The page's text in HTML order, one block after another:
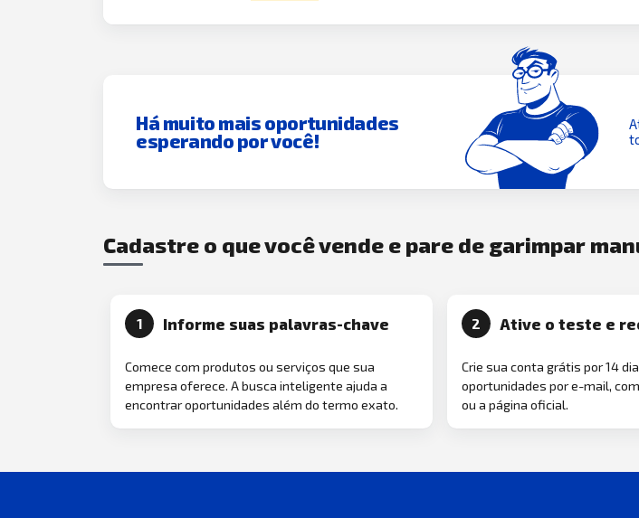
Há muito mais oportunidades
esperando por você!
Cadastre o que você vende e pare de garimpar
1 Informe suas palavras-chave
Comece com produtos ou serviços que sua
empresa oferece. A busca inteligente ajuda a
encontrar oportunidades além do termo exato.
2 Ative o teste e
Crie sua conta grátis por 14
oportunidades por e-mail,
ou a página oficial.